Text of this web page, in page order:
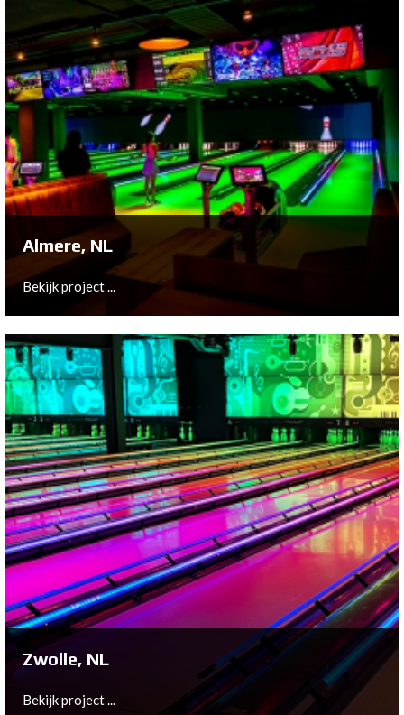
Drachten, NL
Bekijk project ...
Almere, NL
Bekijk project ...
Almere, NL
Bekijk project ...
Zwolle, NL
Bekijk project ...